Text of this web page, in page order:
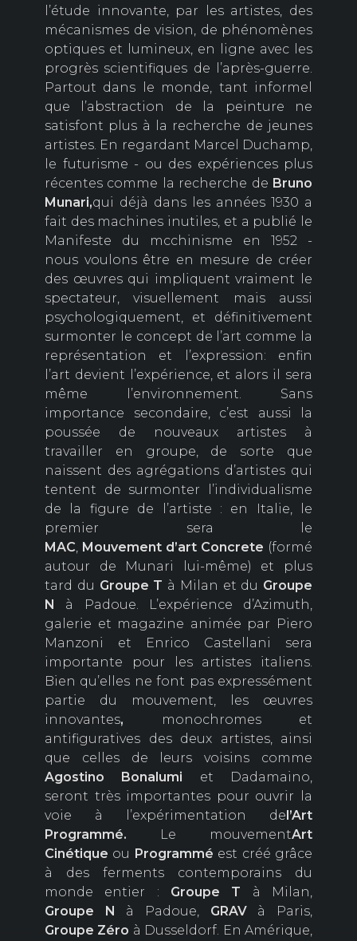
l’étude innovante, par les artistes, des
mécanismes de vision, de phénomènes
optiques et lumineux, en ligne avec les
progrès scientifiques de l’après-guerre.
Partout dans le monde, tant informel
que l’abstraction de la peinture ne
satisfont plus à la recherche de jeunes
artistes. En regardant Marcel Duchamp,
le futurisme - ou des expériences plus
récentes comme la recherche de Bruno
Munari,qui déjà dans les années 1930 a
fait des machines inutiles, et a publié le
Manifeste du mcchinisme en 1952 -
nous voulons être en mesure de créer
des œuvres qui impliquent vraiment le
spectateur, visuellement mais aussi
psychologiquement, et définitivement
surmonter le concept de l’art comme la
représentation et l’expression: enfin
l’art devient l’expérience, et alors il sera
même l’environnement. Sans
importance secondaire, c’est aussi la
poussée de nouveaux artistes à
travailler en groupe, de sorte que
naissent des agrégations d’artistes qui
tentent de surmonter l’individualisme
de la figure de l’artiste : en Italie, le
premier sera le
MAC, Mouvement d’art Concrete (formé
autour de Munari lui-même) et plus
tard du Groupe T à Milan et du Groupe
N
à Padoue. L’expérience d’Azimuth,
galerie et magazine animée par Piero
Manzoni et Enrico Castellani sera
importante pour les artistes italiens.
Bien qu’elles ne font pas expressément
partie du mouvement, les œuvres
innovantes, monochromes et
antifiguratives des deux artistes, ainsi
que celles de leurs voisins comme
Agostino Bonalumi et Dadamaino,
seront très importantes pour ouvrir la
voie à l’expérimentation de l’Art
Programmé. Le mouvementArt
Cinétique ou Programmé est créé grâce
à des ferments contemporains du
monde entier : Groupe T à Milan,
Groupe
N à Padoue, GRAVà Paris,
Groupe Zéro à Dusseldorf. En Amérique,